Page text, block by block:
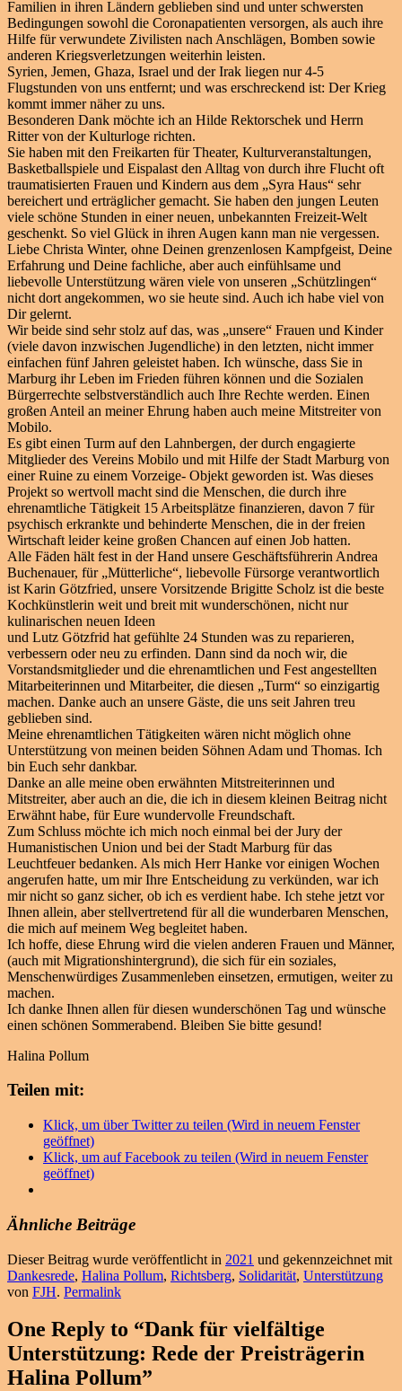
Familien in ihren Ländern geblieben sind und unter schwersten
Bedingungen sowohl die Coronapatienten versorgen, als auch ihre
Hilfe für verwundete Zivilisten nach Anschlägen, Bomben sowie
anderen Kriegsverletzungen weiterhin leisten.
Syrien, Jemen, Ghaza, Israel und der Irak liegen nur 4-5
Flugstunden von uns entfernt; und was erschreckend ist: Der Krieg
kommt immer näher zu uns.
Besonderen Dank möchte ich an Hilde Rektorschek und Herrn
Ritter von der Kulturloge richten.
Sie haben mit den Freikarten für Theater, Kulturveranstaltungen,
Basketballspiele und Eispalast den Alltag von durch ihre Flucht oft
traumatisierten Frauen und Kindern aus dem „Syra Haus“ sehr
bereichert und erträglicher gemacht. Sie haben den jungen Leuten
viele schöne Stunden in einer neuen, unbekannten Freizeit-Welt
geschenkt. So viel Glück in ihren Augen kann man nie vergessen.
Liebe Christa Winter, ohne Deinen grenzenlosen Kampfgeist, Deine
Erfahrung und Deine fachliche, aber auch einfühlsame und
liebevolle Unterstützung wären viele von unseren „Schützlingen“
nicht dort angekommen, wo sie heute sind. Auch ich habe viel von
Dir gelernt.
Wir beide sind sehr stolz auf das, was „unsere“ Frauen und Kinder
(viele davon inzwischen Jugendliche) in den letzten, nicht immer
einfachen fünf Jahren geleistet haben. Ich wünsche, dass Sie in
Marburg ihr Leben im Frieden führen können und die Sozialen
Bürgerrechte selbstverständlich auch Ihre Rechte werden. Einen
großen Anteil an meiner Ehrung haben auch meine Mitstreiter von
Mobilo.
Es gibt einen Turm auf den Lahnbergen, der durch engagierte
Mitglieder des Vereins Mobilo und mit Hilfe der Stadt Marburg von
einer Ruine zu einem Vorzeige- Objekt geworden ist. Was dieses
Projekt so wertvoll macht sind die Menschen, die durch ihre
ehrenamtliche Tätigkeit 15 Arbeitsplätze finanzieren, davon 7 für
psychisch erkrankte und behinderte Menschen, die in der freien
Wirtschaft leider keine großen Chancen auf einen Job hatten.
Alle Fäden hält fest in der Hand unsere Geschäftsführerin Andrea
Buchenauer, für „Mütterliche“, liebevolle Fürsorge verantwortlich
ist Karin Götzfried, unsere Vorsitzende Brigitte Scholz ist die beste
Kochkünstlerin weit und breit mit wunderschönen, nicht nur
kulinarischen neuen Ideen
und Lutz Götzfrid hat gefühlte 24 Stunden was zu reparieren,
verbessern oder neu zu erfinden. Dann sind da noch wir, die
Vorstandsmitglieder und die ehrenamtlichen und Fest angestellten
Mitarbeiterinnen und Mitarbeiter, die diesen „Turm“ so einzigartig
machen. Danke auch an unsere Gäste, die uns seit Jahren treu
geblieben sind.
Meine ehrenamtlichen Tätigkeiten wären nicht möglich ohne
Unterstützung von meinen beiden Söhnen Adam und Thomas. Ich
bin Euch sehr dankbar.
Danke an alle meine oben erwähnten Mitstreiterinnen und
Mitstreiter, aber auch an die, die ich in diesem kleinen Beitrag nicht
Erwähnt habe, für Eure wundervolle Freundschaft.
Zum Schluss möchte ich mich noch einmal bei der Jury der
Humanistischen Union und bei der Stadt Marburg für das
Leuchtfeuer bedanken. Als mich Herr Hanke vor einigen Wochen
angerufen hatte, um mir Ihre Entscheidung zu verkünden, war ich
mir nicht so ganz sicher, ob ich es verdient habe. Ich stehe jetzt vor
Ihnen allein, aber stellvertretend für all die wunderbaren Menschen,
die mich auf meinem Weg begleitet haben.
Ich hoffe, diese Ehrung wird die vielen anderen Frauen und Männer,
(auch mit Migrationshintergrund), die sich für ein soziales,
Menschenwürdiges Zusammenleben einsetzen, ermutigen, weiter zu
machen.
Ich danke Ihnen allen für diesen wunderschönen Tag und wünsche
einen schönen Sommerabend. Bleiben Sie bitte gesund!
Halina Pollum
Teilen mit:
Klick, um über Twitter zu teilen (Wird in neuem Fenster
geöffnet)
Klick, um auf Facebook zu teilen (Wird in neuem Fenster
geöffnet)
Ähnliche Beiträge
Dieser Beitrag wurde veröffentlicht in 2021 und gekennzeichnet mit
Dankesrede, Halina Pollum, Richtsberg, Solidarität, Unterstützung
von FJH. Permalink
One Reply to “Dank für vielfältige
Unterstützung: Rede der Preisträgerin
Halina Pollum”